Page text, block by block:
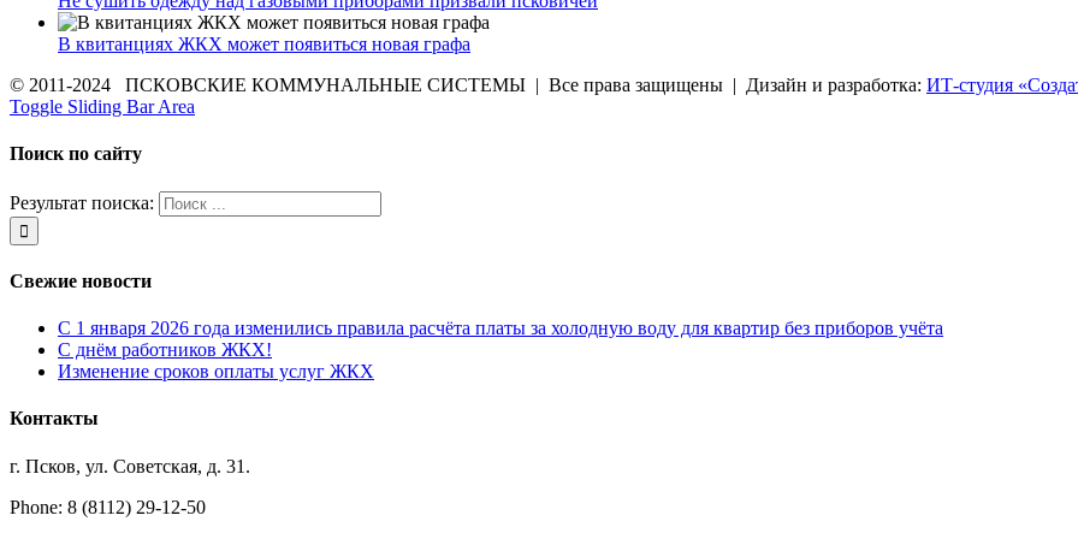
В квитанциях ЖКХ может появиться новая графа
© 2011-2024 ПСКОВСКИЕ КОММУНАЛЬНЫЕ СИСТЕМЫ | Все права защищены | Дизайн и разработка: ИТ-студия
Toggle Sliding Bar Area
Поиск по сайту
Результат поиска:
Свежие новости
С 1 января 2026 года изменились правила расчёта платы за холодную воду для квартир без приборов учёта
С днём работников ЖКХ!
Изменение сроков оплаты услуг ЖКХ
Контакты
г. Псков, ул. Советская, д. 31.
Phone: 8 (8112) 29-12-50